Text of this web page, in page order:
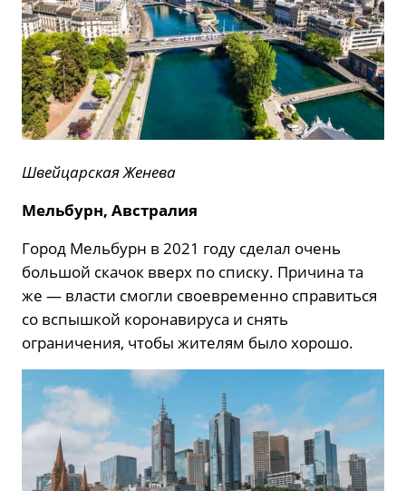
Швейцарская Женева
Мельбурн, Австралия
Город Мельбурн в 2021 году сделал очень
большой скачок вверх по списку. Причина та
же — власти смогли своевременно справиться
со вспышкой коронавируса и снять
ограничения, чтобы жителям было хорошо.